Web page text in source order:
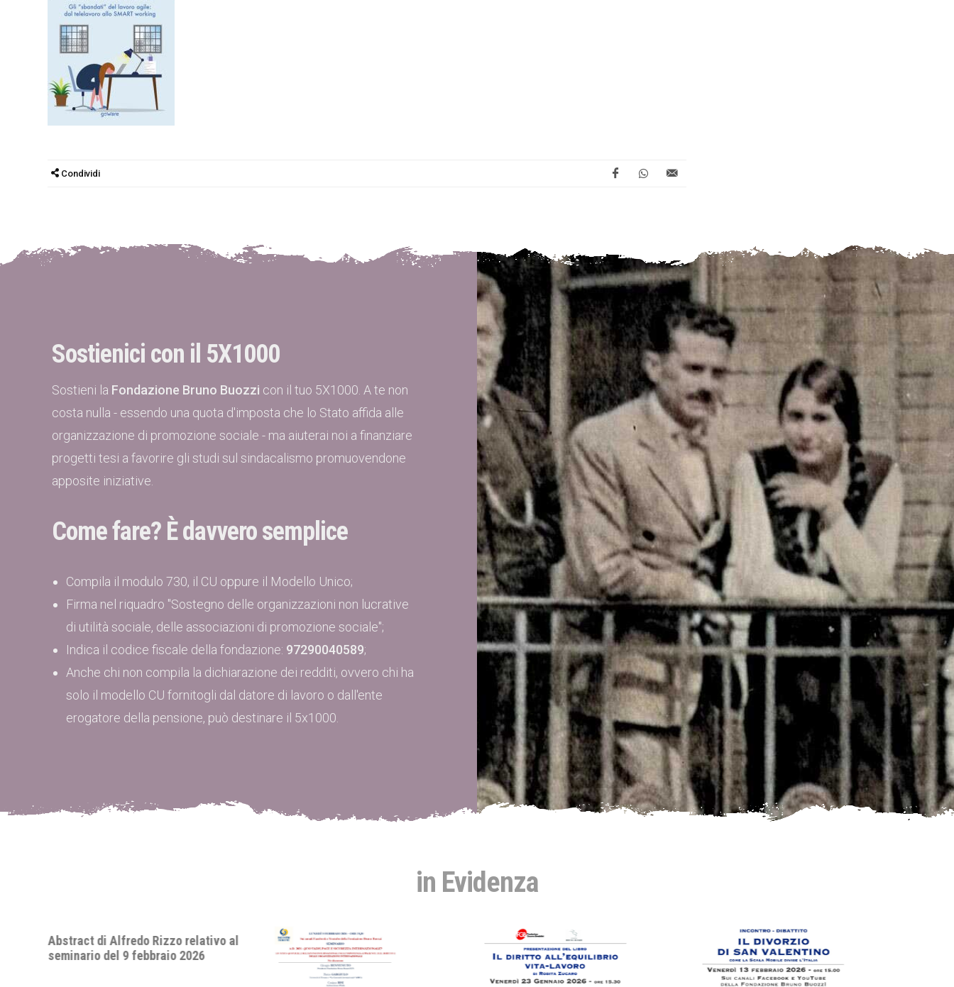
Condividi
Sostienici con il 5X1000
Sostieni la Fondazione Bruno Buozzi con il tuo 5X1000. A te non
costa nulla - essendo una quota d'imposta che lo Stato affida alle
organizzazione di promozione sociale - ma aiuterai noi a finanziare
progetti tesi a favorire gli studi sul sindacalismo promuovendone
apposite iniziative.
Come fare? È davvero semplice
Compila il modulo 730, il CU oppure il Modello Unico;
Firma nel riquadro "Sostegno delle organizzazioni non lucrative
di utilità sociale, delle associazioni di promozione sociale";
Indica il codice fiscale della fondazione: 97290040589;
Anche chi non compila la dichiarazione dei redditi, ovvero chi ha
solo il modello CU fornitogli dal datore di lavoro o dall'ente
erogatore della pensione, può destinare il 5x1000.
in Evidenza
Abstract di Alfredo Rizzo relativo al
seminario del 9 febbraio 2026